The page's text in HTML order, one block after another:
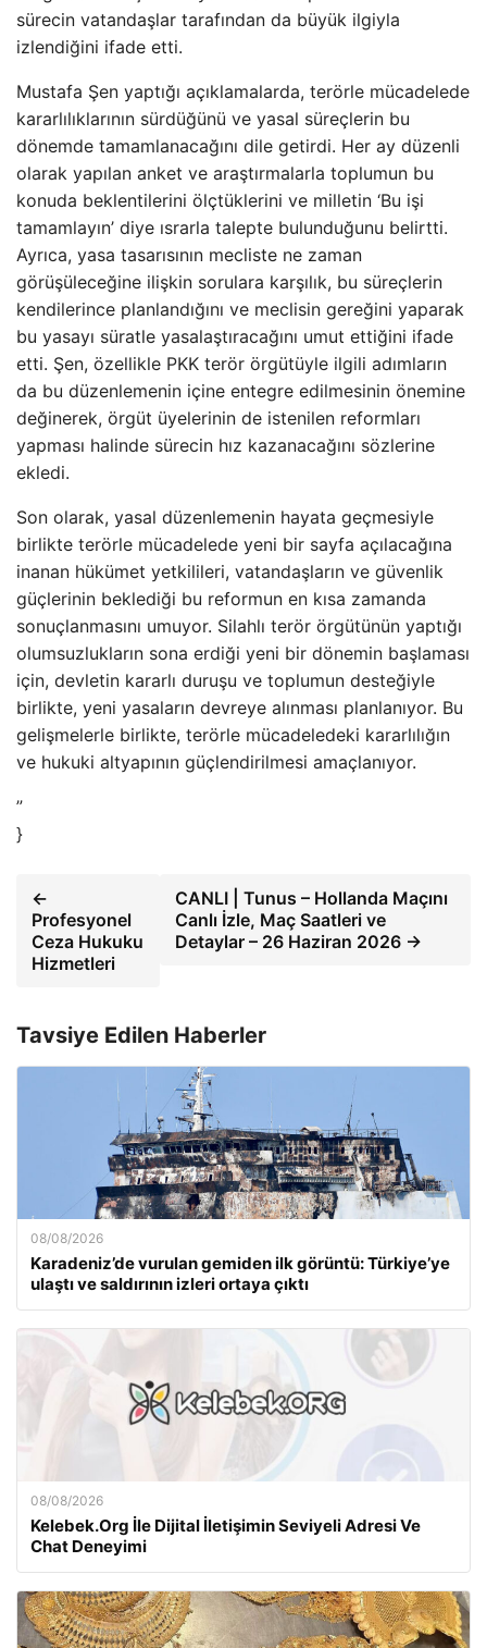
sürecin vatandaşlar tarafından da büyük ilgiyla
izlendiğini ifade etti.
Mustafa Şen yaptığı açıklamalarda, terörle mücadelede
kararlılıklarının sürdüğünü ve yasal süreçlerin bu
dönemde tamamlanacağını dile getirdi. Her ay düzenli
olarak yapılan anket ve araştırmalarla toplumun bu
konuda beklentilerini ölçtüklerini ve milletin ‘Bu işi
tamamlayın’ diye ısrarla talepte bulunduğunu belirtti.
Ayrıca, yasa tasarısının mecliste ne zaman
görüşüleceğine ilişkin sorulara karşılık, bu süreçlerin
kendilerince planlandığını ve meclisin gereğini yaparak
bu yasayı süratle yasalaştıracağını umut ettiğini ifade
etti. Şen, özellikle PKK terör örgütüyle ilgili adımların
da bu düzenlemenin içine entegre edilmesinin önemine
değinerek, örgüt üyelerinin de istenilen reformları
yapması halinde sürecin hız kazanacağını sözlerine
ekledi.
Son olarak, yasal düzenlemenin hayata geçmesiyle
birlikte terörle mücadelede yeni bir sayfa açılacağına
inanan hükümet yetkilileri, vatandaşların ve güvenlik
güçlerinin beklediği bu reformun en kısa zamanda
sonuçlanmasını umuyor. Silahlı terör örgütünün yaptığı
olumsuzlukların sona erdiği yeni bir dönemin başlaması
için, devletin kararlı duruşu ve toplumun desteğiyle
birlikte, yeni yasaların devreye alınması planlanıyor. Bu
gelişmelerle birlikte, terörle mücadeledeki kararlılığın
ve hukuki altyapının güçlendirilmesi amaçlanıyor.
”
}
←
Profesyonel
Ceza Hukuku
Hizmetleri
CANLI | Tunus – Hollanda Maçını
Canlı İzle, Maç Saatleri ve
Detaylar – 26 Haziran 2026 →
Tavsiye Edilen Haberler
08/08/2026
Karadeniz’de vurulan gemiden ilk görüntü: Türkiye’ye
ulaştı ve saldırının izleri ortaya çıktı
08/08/2026
Kelebek.Org İle Dijital İletişimin Seviyeli Adresi Ve
Chat Deneyimi